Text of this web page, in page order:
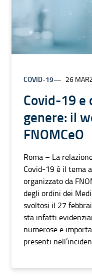
COVID-19 26
Covid-19 e
genere: il
FNOMCeO
Roma – La
Covid-19 è il tema
organizzato da
degli ordini dei
svoltosi il 27
sta infatti
numerose e
presenti